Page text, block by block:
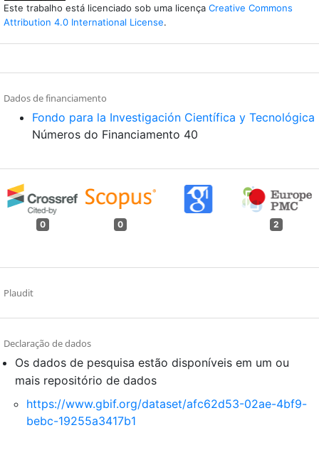
Este trabalho está licenciado sob uma licença Creative Commons
Attribution 4.0 International License.
Dados de financiamento
Fondo para la Investigación Científica y Tecnológica
Números do Financiamento 40
0 0 2
Plaudit
Declaração de dados
Os dados de pesquisa estão disponíveis em um ou
mais repositório de dados
https://www.gbif.org/dataset/afc62d53-02ae-4bf9-
bebc-19255a3417b1